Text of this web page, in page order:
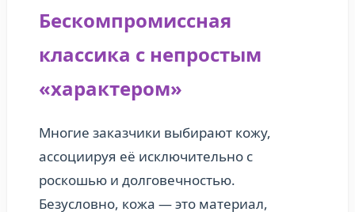
Бескомпромиссная
классика с непростым
«характером»
Многие заказчики выбирают кожу,
ассоциируя её исключительно с
роскошью и долговечностью.
Безусловно, кожа — это материал,